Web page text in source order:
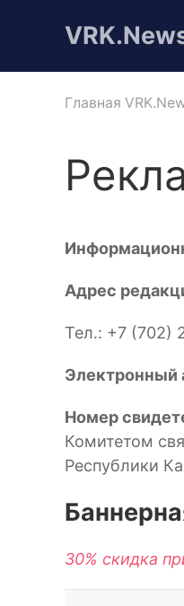
Главная
Адрес
Тел.: +7 (702)
Электронный
Номер
Комитетом
Республики
30% скидка